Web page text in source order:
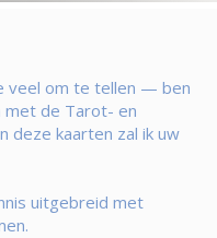
veel om te tellen — ben
met de Tarot- en
deze kaarten zal ik uw
uitgebreid met